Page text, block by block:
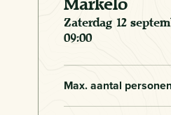
Markelo
zaterdag 12 september 2026 om
09:00
Max. aantal